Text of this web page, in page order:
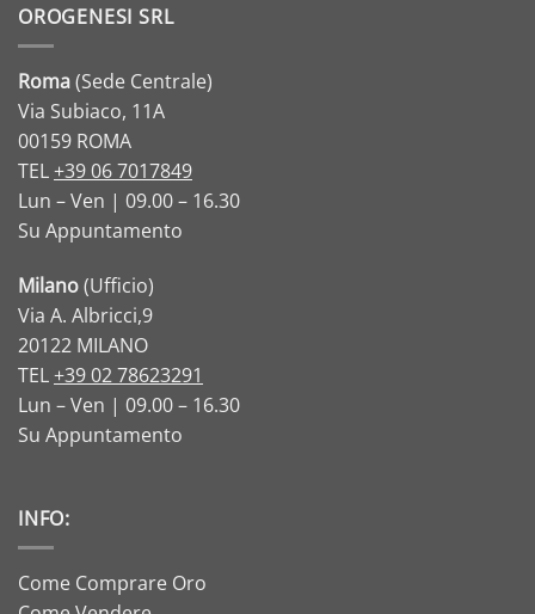
OROGENESI SRL
Roma(Sede Centrale)
Via Subiaco, 11A
00159 ROMA
TEL+39 06 7017849
Lun – Ven | 09.00 – 16.30
Su Appuntamento
Milano(Ufficio)
Via A. Albricci,9
20122 MILANO
TEL+39 02 78623291
Lun – Ven | 09.00 – 16.30
Su Appuntamento
INFO:
Come Comprare Oro